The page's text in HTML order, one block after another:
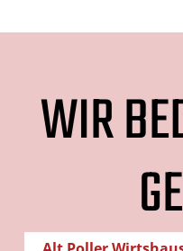
WIR